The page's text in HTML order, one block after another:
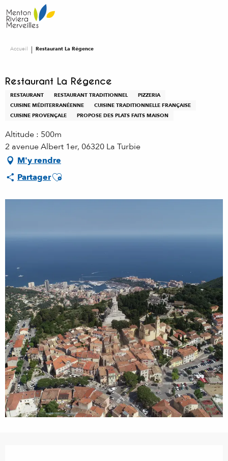
au
contenu
Accueil Restaurant La Régence
Restaurant La Régence
RESTAURANT RESTAURANT TRADITIONNEL
PIZZERIA
CUISINE MÉDITERRANÉENNE
CUISINE TRADITIONNELLE FRANÇAISE
CUISINE PROVENÇALE
PROPOSE DES PLATS FAITS MAISON
Altitude : 500m
2 avenue Albert 1er, 06320 La Turbie
M'y rendre
PartagerAjouter aux favoris